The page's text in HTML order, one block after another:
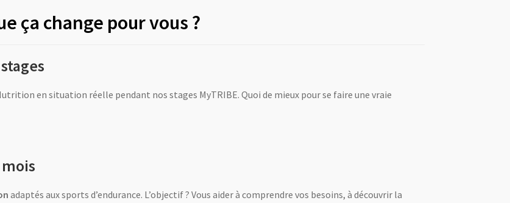
ça change pour vous ?
en situation réelle pendant nos stages MyTRIBE. Quoi de mieux pour se faire une vraie
adaptés aux sports d’endurance. L’objectif ? Vous aider à comprendre vos besoins, à découvrir la